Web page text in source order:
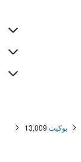
بوكيت 13,009